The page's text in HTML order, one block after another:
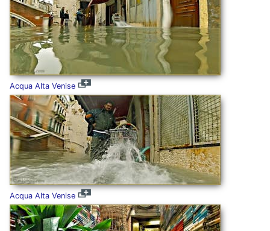
Acqua Alta Venise
Acqua Alta Venise